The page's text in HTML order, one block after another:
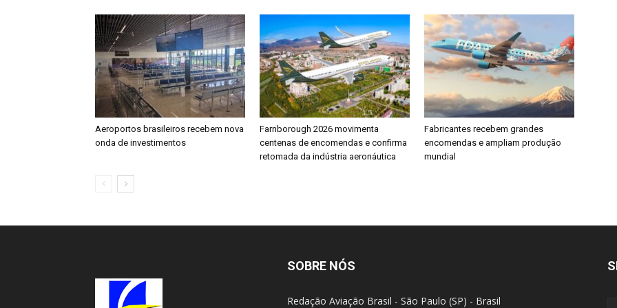
Aeroportos brasileiros recebem nova
onda de investimentos
Farnborough 2026 movimenta
centenas de encomendas e confirma
retomada da indústria aeronáutica
Fabricantes recebem grandes
encomendas e ampliam produção
mundial
SOBRE NÓS
Redação Aviação Brasil - São Paulo (SP) - Brasil